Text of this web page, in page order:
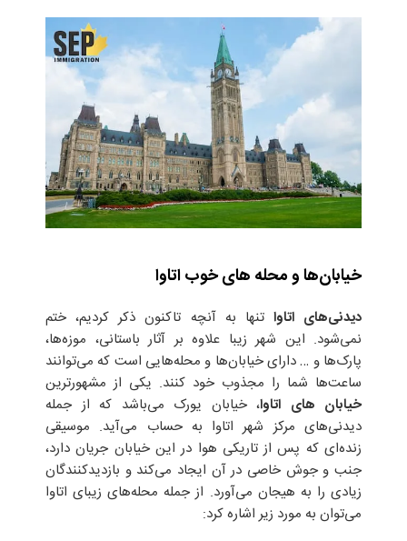
خیابان‌ها و محله ‌های خوب اتاوا
دیدنی‌های اتاوا تنها به آنچه تاکنون ذکر کردیم، ختم
نمی‌شود. این شهر زیبا علاوه بر آثار باستانی، موزه‌ها،
پارک‌ها و … دارای خیابان‌ها و محله‌هایی است که می‌توانند
ساعت‌ها شما را مجذوب خود کنند. یکی از مشهور‌ترین
خیابان ‌های اتاوا، خیابان یورک می‌باشد که از جمله
دیدنی‌های مرکز شهر اتاوا به حساب می‌آید. موسیقی
زنده‌ای که پس از تاریکی هوا در این خیابان جریان دارد،
جنب و جوش خاصی در آن ایجاد می‌کند و بازدیدکنندگان
زیادی را به هیجان می‌آورد. از جمله محله‌های زیبای اتاوا
می‌توان به مورد زیر اشاره کرد: